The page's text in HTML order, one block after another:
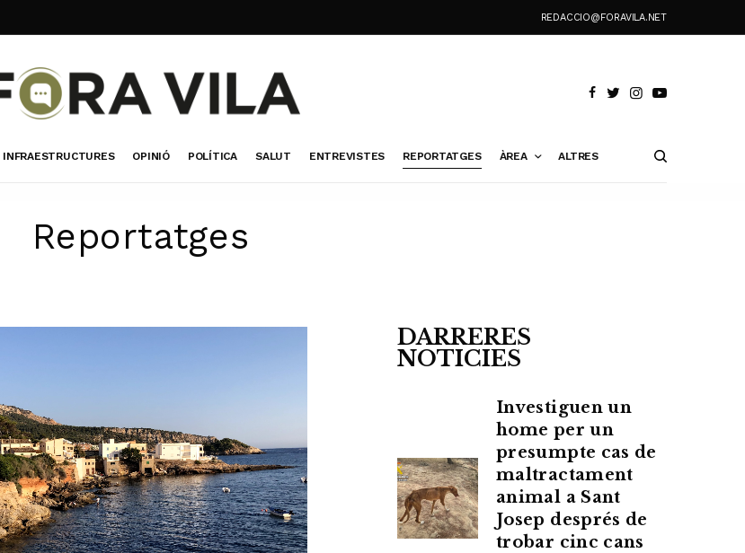
REDACCIO@FORAVILA.NET
INFRAESTRUCTURES OPINIÓ POLÍTICA SALUT ENTREVISTES REPORTATGES ÀREA ALTRES
Reportatges
DARRERES
NOTICIES
Investiguen un
home per un
presumpte cas de
maltractament
animal a Sant
Josep després de
trobar cinc cans